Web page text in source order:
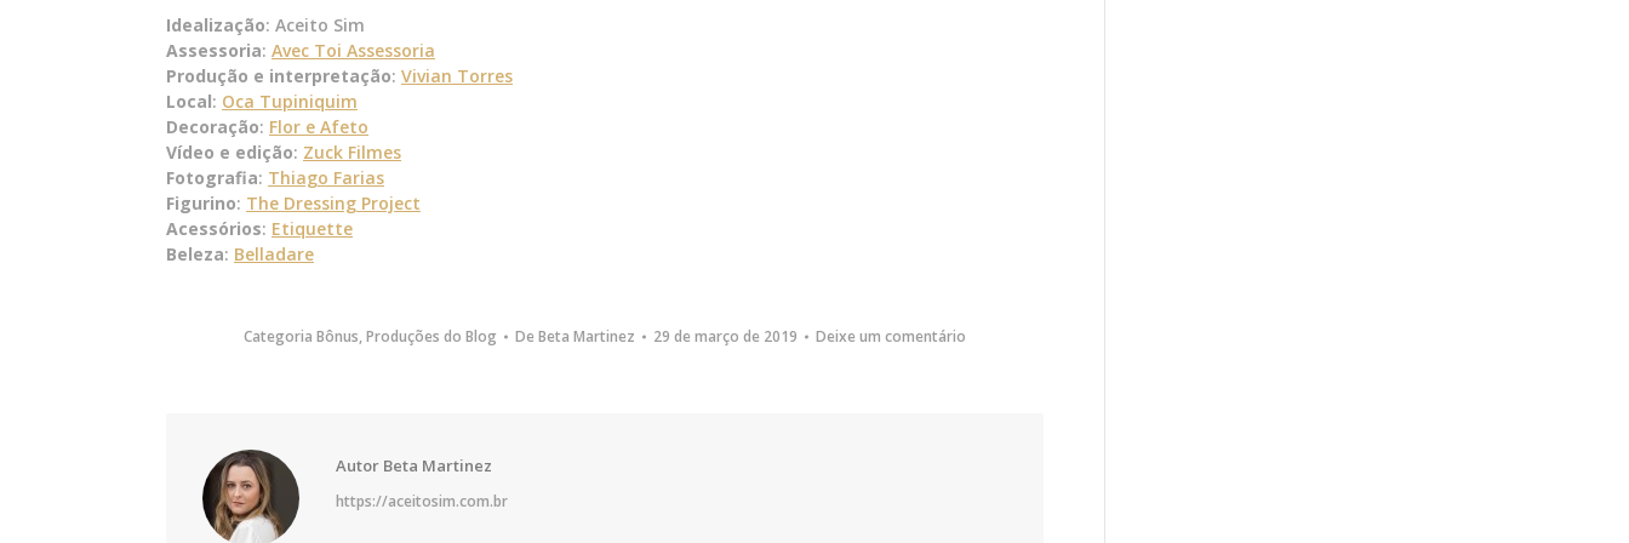
Idealização: Aceito Sim
Assessoria: Avec Toi Assessoria
Produção e interpretação: Vivian Torres
Local: Oca Tupiniquim
Decoração: Flor e Afeto
Vídeo e edição: Zuck Filmes
Fotografia: Thiago Farias
Figurino: The Dressing Project
Acessórios: Etiquette
Beleza: Belladare
Categoria Bônus,Produções do Blog De Beta Martinez 29 de março de 2019 Deixe um comentário
Autor Beta Martinez
https://aceitosim.com.br